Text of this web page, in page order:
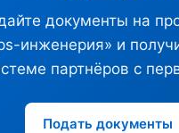
документы на
инженерия» и
партнёров с
Подать документы